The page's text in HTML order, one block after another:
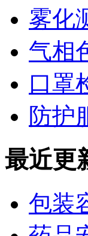
雾化
气相
口罩
防护
最近更
包装